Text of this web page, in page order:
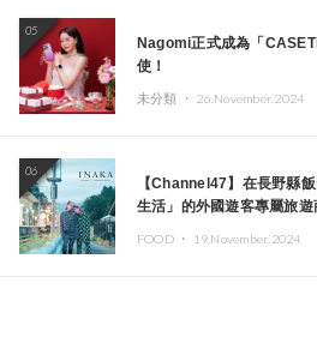
05
Nagomi正式成為「
使！
未分類 ・ 26.November.2024
06
【Channel47】在長野縣
生活」的外國遊客專屬旅遊
FOOD ・ 19.November.2024